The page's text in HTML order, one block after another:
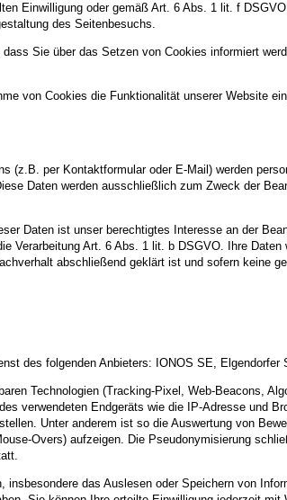
Einwilligung oder gemäß Art. 6 Abs. 1 lit. f
des Seitenbesuchs.
Sie über das Setzen von Cookies informiert
von Cookies die Funktionalität unserer Website
(z.B. per Kontaktformular oder E-Mail) werden
Daten werden ausschließlich zum Zweck der
Daten ist unser berechtigtes Interesse an der
Verarbeitung Art. 6 Abs. 1 lit. b DSGVO. Ihre
abschließend geklärt ist und sofern keine
des folgenden Anbieters: IONOS SE, Elgendorfer
Technologien (Tracking-Pixel, Web-Beacons,
verwendeten Endgeräts wie die IP-Adresse und
Unter anderem ist so die Auswertung von
Overs) aufzeigen. Die Pseudonymisierung
insbesondere das Auslesen oder Speichern von